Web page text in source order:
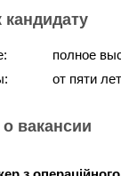
кандидату
полное
от пяти лет
вакансии